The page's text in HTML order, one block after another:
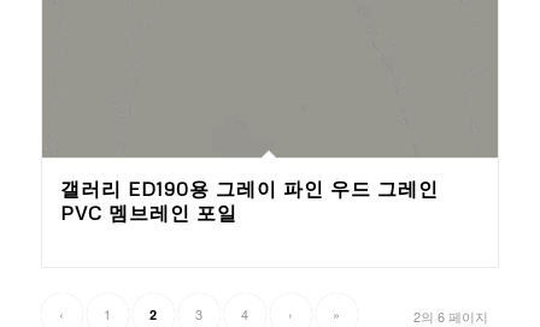
갤러리 ED190용 그레이 파인 우드 그레인
PVC 멤브레인 포일
2의 6 페이지
‹ 1 2 3 4 › »